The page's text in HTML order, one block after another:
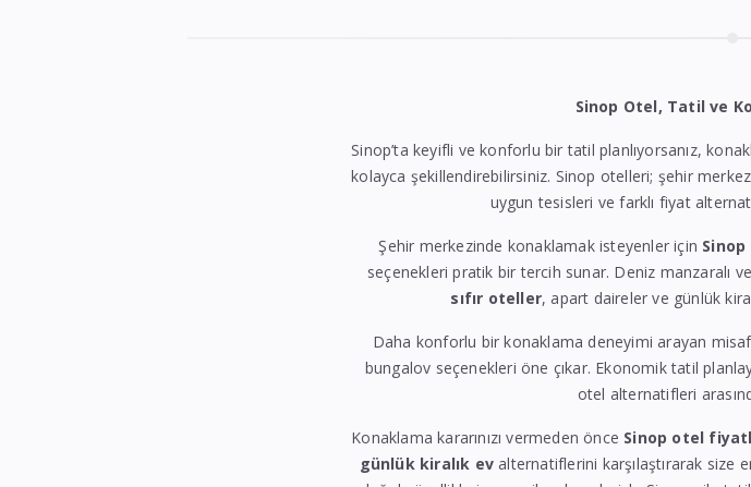
Sinop Otel, Tatil ve
Sinop’ta keyifli ve konforlu bir tatil planlıyorsanız,
kolayca şekillendirebilirsiniz. Sinop otelleri; şehir
uygun tesisleri ve farklı fiyat
Şehir merkezinde konaklamak isteyenler için
seçenekleri pratik bir tercih sunar. Deniz manzaralı
sıfır oteller, apart daireler ve günlük
Daha konforlu bir konaklama deneyimi arayan
bungalov seçenekleri öne çıkar. Ekonomik tatil
otel alternatifleri
Konaklama kararınızı vermeden önce Sinop otel
günlük kiralık ev alternatiflerini karşılaştırarak size